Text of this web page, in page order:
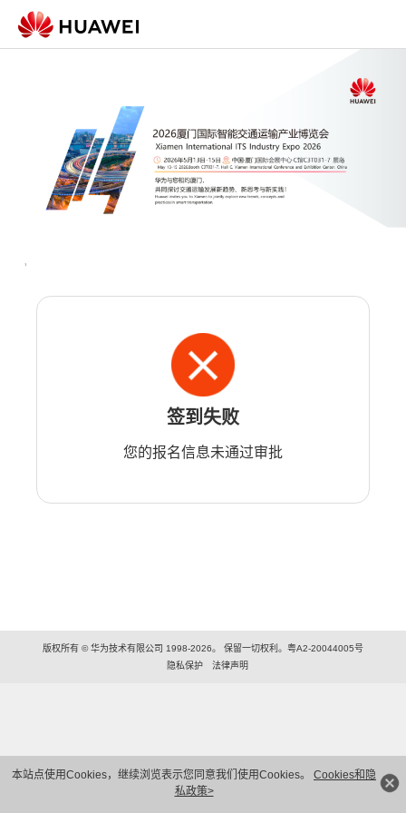
本站点使用Cookies，继续浏览表示您同意我们使用Cookies。 Cookies和隐
私政策>
签到失败
您的报名信息未通过审批
版权所有 © 华为技术有限公司 1998-2026。 保留一切权利。粤A2-20044005号
隐私保护
法律声明